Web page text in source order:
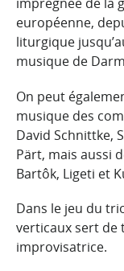
européenne,
liturgique
musique de
On peut
musique des
David Schnittke,
Pärt, mais aussi
Bartôk, Ligeti et
Dans le jeu du
verticaux sert de
improvisatrice.